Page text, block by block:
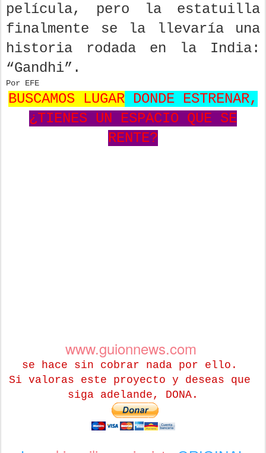
película, pero la estatuilla
finalmente se la llevaría una
historia rodada en la India:
“Gandhi”.
Por EFE
BUSCAMOS LUGAR DONDE ESTRENAR,
¿TIENES UN ESPACIO QUE SE
RENTE?
www.guionnews.com
se hace sin cobrar nada por ello.
Si valoras este proyecto y deseas que
siga adelande, DONA.